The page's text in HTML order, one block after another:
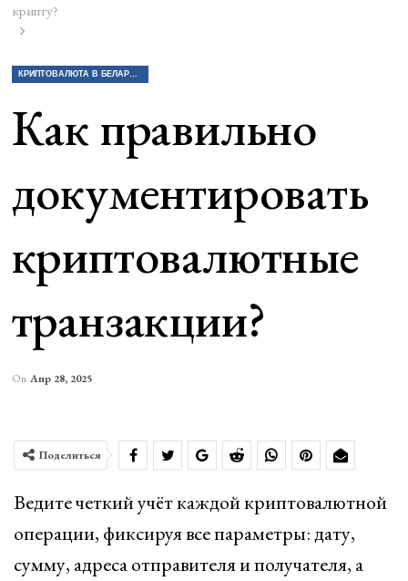
крипту?
КРИПТОВАЛЮТА В БЕЛАРУСИ: ЗАКОННО ЛИ ПОКУПАТЬ, ПРОДАВАТЬ КРИПТУ?
Как правильно
документировать
криптовалютные
транзакции?
On Апр 28, 2025
Поделиться
Ведите четкий учёт каждой криптовалютной
операции, фиксируя все параметры: дату,
сумму, адреса отправителя и получателя, а